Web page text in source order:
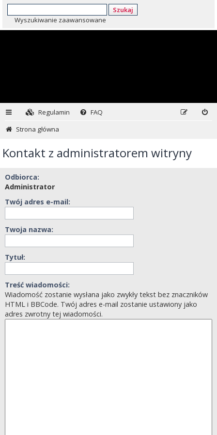
Szukaj
Wyszukiwanie zaawansowane
Regulamin
FAQ
Strona główna
Kontakt z administratorem witryny
Odbiorca:
Administrator
Twój adres e-mail:
Twoja nazwa:
Tytuł:
Treść wiadomości:
Wiadomość zostanie wysłana jako zwykły tekst bez znaczników
HTML i BBCode. Twój adres e-mail zostanie ustawiony jako
adres zwrotny tej wiadomości.